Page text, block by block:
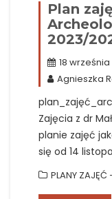
Plan
2023/
18
Agnieszka
Zajęcia z dr
planie zajęć
się od 14
PLANY ZAJĘĆ